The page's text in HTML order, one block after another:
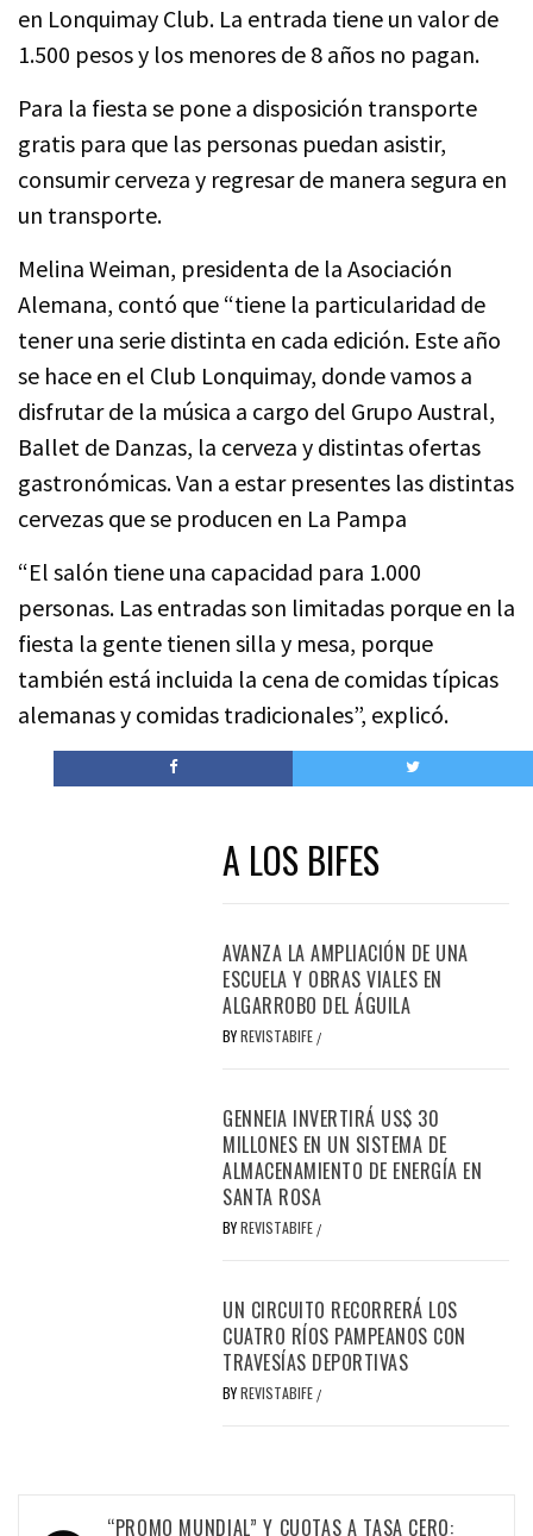
en Lonquimay Club. La entrada tiene un valor de
1.500 pesos y los menores de 8 años no pagan.
Para la fiesta se pone a disposición transporte
gratis para que las personas puedan asistir,
consumir cerveza y regresar de manera segura en
un transporte.
Melina Weiman, presidenta de la Asociación
Alemana, contó que “tiene la particularidad de
tener una serie distinta en cada edición. Este año
se hace en el Club Lonquimay, donde vamos a
disfrutar de la música a cargo del Grupo Austral,
Ballet de Danzas, la cerveza y distintas ofertas
gastronómicas. Van a estar presentes las distintas
cervezas que se producen en La Pampa
“El salón tiene una capacidad para 1.000
personas. Las entradas son limitadas porque en la
fiesta la gente tienen silla y mesa, porque
también está incluida la cena de comidas típicas
alemanas y comidas tradicionales”, explicó.
A LOS BIFES
AVANZA LA AMPLIACIÓN DE UNA
ESCUELA Y OBRAS VIALES EN
ALGARROBO DEL ÁGUILA
BYREVISTABIFE /
GENNEIA INVERTIRÁ US$ 30
MILLONES EN UN SISTEMA DE
ALMACENAMIENTO DE ENERGÍA EN
SANTA ROSA
BYREVISTABIFE /
UN CIRCUITO RECORRERÁ LOS
CUATRO RÍOS PAMPEANOS CON
TRAVESÍAS DEPORTIVAS
BYREVISTABIFE /
“PROMO MUNDIAL” Y CUOTAS A TASA CERO: